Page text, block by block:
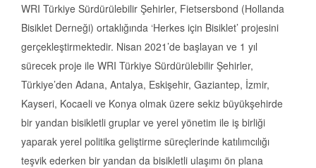
WRI Türkiye Sürdürülebilir Şehirler, Fietsersbond (Hollanda
Bisiklet Derneği) ortaklığında ‘Herkes için Bisiklet’ projesini
gerçekleştirmektedir. Nisan 2021’de başlayan ve 1 yıl
sürecek proje ile WRI Türkiye Sürdürülebilir Şehirler,
Türkiye’den Adana, Antalya, Eskişehir, Gaziantep, İzmir,
Kayseri, Kocaeli ve Konya olmak üzere sekiz büyükşehirde
bir yandan bisikletli gruplar ve yerel yönetim ile iş birliği
yaparak yerel politika geliştirme süreçlerinde katılımcılığı
teşvik ederken bir yandan da bisikletli ulaşımı ön plana